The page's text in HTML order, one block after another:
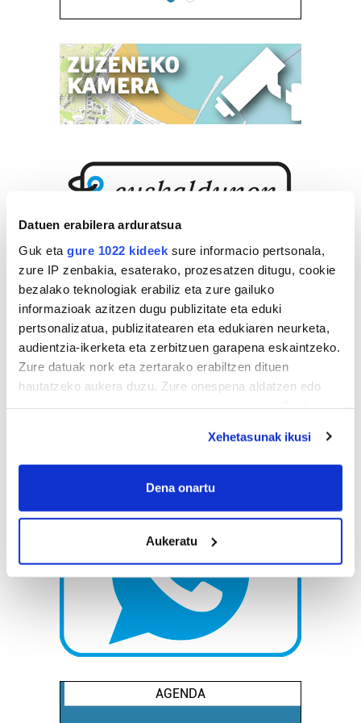
Datuen erabilera arduratsua
Guk eta gure 1022 kideek sure informacio pertsonala,
zure IP zenbakia, esaterako, prozesatzen ditugu, cookie
bezalako teknologiak erabiliz eta zure gailuko
informazioak azitzen dugu publizitate eta eduki
pertsonalizatua, publizitatearen eta edukiaren neurketa,
audientzia-ikerketa eta zerbitzuen garapena eskaintzeko.
Zure datuak nork eta zertarako erabiltzen dituen
hautatzeko aukera duzu. Zure onespena aldatzen edo
If you allow, we would also like to:
Collect information about your geographical
meters
Identify your device by actively scanning it for
specific characteristics (fingerprinting)
Find out more about how your personal data is processed
and set your preferences in the
details section
Guk eta gure bazkideek zure datu pertsonalak
teknologia erabiliz, cookieak adibidez, iragarki eta eduki
pertsonalizatuak eskaintzeko, iragarkiak eta edukia
Xehetasunak ikusi
Dena onartu
Aukeratu
AGENDA